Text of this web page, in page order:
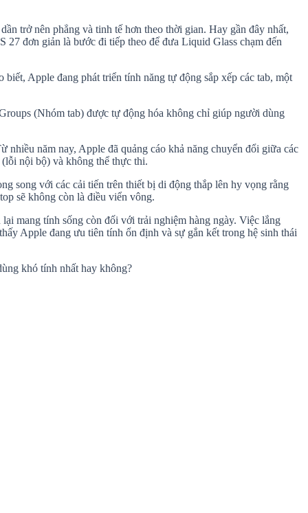
trở nên phẳng và tinh tế hơn theo thời gian. Hay gần đây nhất,
27 đơn giản là bước đi tiếp theo để đưa Liquid Glass chạm đến
Apple đang phát triển tính năng tự động sắp xếp các tab, một
(Nhóm tab) được tự động hóa không chỉ giúp người dùng
năm nay, Apple đã quảng cáo khả năng chuyển đổi giữa các
nội bộ) và không thể thực thi.
song với các cải tiến trên thiết bị di động thắp lên hy vọng rằng
sẽ không còn là điều viển vông.
mang tính sống còn đối với trải nghiệm hàng ngày. Việc lắng
Apple đang ưu tiên tính ổn định và sự gắn kết trong hệ sinh thái
khó tính nhất hay không?